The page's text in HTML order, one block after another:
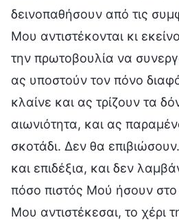
δεινοπαθήσουν από τις
Μου αντιστέκονται κι
την πρωτοβουλία να
ας υποστούν τον πόνο
κλαίνε και ας τρίζουν τα
αιωνιότητα, και ας
σκοτάδι. Δεν θα
και επιδέξια, και δεν
πόσο πιστός Μού ήσουν
Μου αντιστέκεσαι, το χέρι